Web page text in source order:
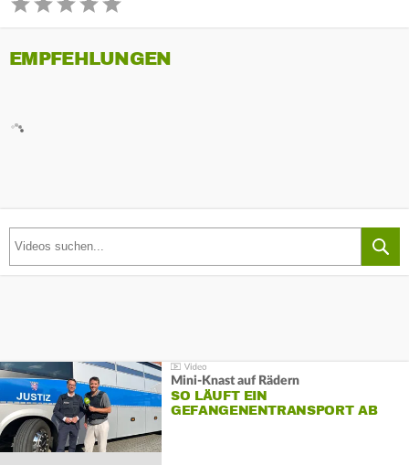
EMPFEHLUNGEN
Mini-Knast auf Rädern
SO LÄUFT EIN
GEFANGENENTRANSPORT AB